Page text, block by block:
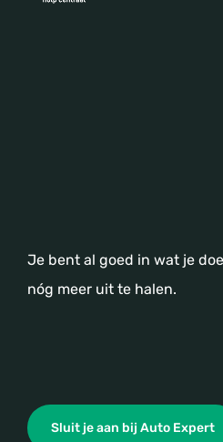
Je bent al goed in wat je
nóg meer uit te halen.
Sluit je aan bij Auto Expert